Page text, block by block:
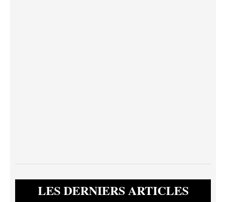
LES DERNIERS ARTICLES